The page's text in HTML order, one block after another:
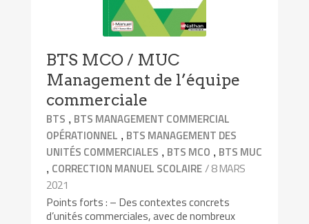
BTS MCO / MUC
Management de l’équipe
commerciale
BTS , BTS MANAGEMENT COMMERCIAL
OPÉRATIONNEL , BTS MANAGEMENT DES
UNITÉS COMMERCIALES , BTS MCO , BTS MUC
, CORRECTION MANUEL SCOLAIRE/ 8 MARS
2021
Points forts : – Des contextes concrets
d’unités commerciales, avec de nombreux